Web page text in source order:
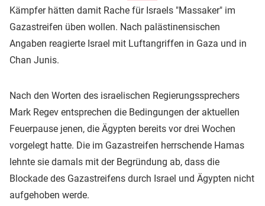
Kämpfer hätten damit Rache für Israels "Massaker" im
Gazastreifen üben wollen. Nach palästinensischen
Angaben reagierte Israel mit Luftangriffen in Gaza und in
Chan Junis.
Nach den Worten des israelischen Regierungssprechers
Mark Regev entsprechen die Bedingungen der aktuellen
Feuerpause jenen, die Ägypten bereits vor drei Wochen
vorgelegt hatte. Die im Gazastreifen herrschende Hamas
lehnte sie damals mit der Begründung ab, dass die
Blockade des Gazastreifens durch Israel und Ägypten nicht
aufgehoben werde.